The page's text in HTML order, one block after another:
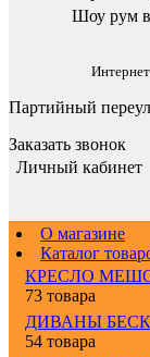
Шоу рум
Партийный
Заказать звонок
Личный кабинет
О магазине
Каталог
КРЕСЛО
73 товара
ДИВАНЫ
54 товара